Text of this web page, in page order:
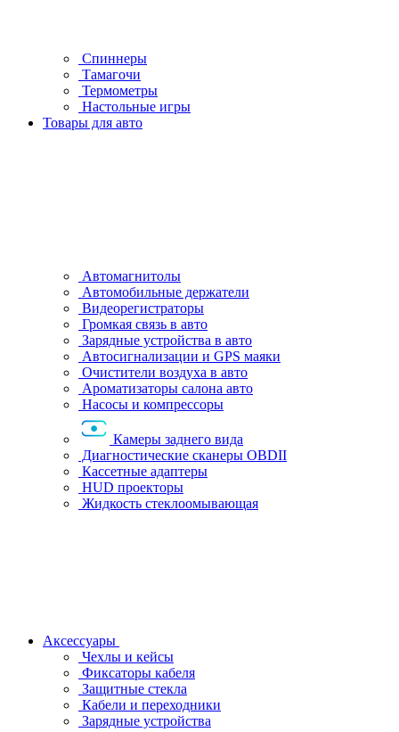
Спиннеры
Тамагочи
Термометры
Настольные игры
Товары для авто
Автомагнитолы
Автомобильные держатели
Видеорегистраторы
Громкая связь в авто
Зарядные устройства в авто
Автосигнализации и GPS маяки
Очистители воздуха в авто
Ароматизаторы салона авто
Насосы и компрессоры
Камеры заднего вида
Диагностические сканеры OBDII
Кассетные адаптеры
HUD проекторы
Жидкость стеклоомывающая
Аксессуары
Чехлы и кейсы
Фиксаторы кабеля
Защитные стекла
Кабели и переходники
Зарядные устройства